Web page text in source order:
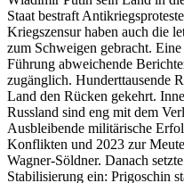
Staat bestraft
Kriegszensur haben auch die
zum Schweigen gebracht.
Führung abweichende
zugänglich. Hunderttausende
Land den Rücken gekehrt.
Russland sind eng mit dem
Ausbleibende militärische
Konflikten und 2023 zur
Wagner-Söldner. Danach
Stabilisierung ein: Prigoschin